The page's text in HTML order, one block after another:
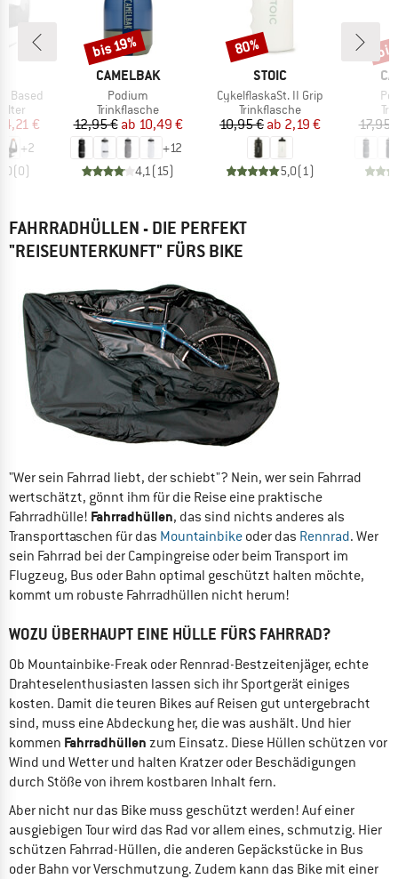
Based
Preis
€
+2
(0)
MARKE
CAMELBAK
Artikel
Podium
Produktgruppe
Trinkflasche
Preis
12,95 € reduzierter Preis
ab 10,49 €
+12
4,1(15)
Rabatt
bis 19%
MARKE
STOIC
Artikel
CykelflaskaSt. II Grip
Produktgruppe
Trinkflasche
Preis
10,95 € reduzierter Preis
ab 2,19 €
5,0(1)
Rabatt
80%
17,95
FAHRRADHÜLLEN - DIE PERFEKT
"REISEUNTERKUNFT" FÜRS BIKE
"Wer sein Fahrrad liebt, der schiebt"? Nein, wer sein Fahrrad
wertschätzt, gönnt ihm für die Reise eine praktische
Fahrradhülle! Fahrradhüllen, das sind nichts anderes als
Transporttaschen für das Mountainbike oder das Rennrad. Wer
sein Fahrrad bei der Campingreise oder beim Transport im
Flugzeug, Bus oder Bahn optimal geschützt halten möchte,
kommt um robuste Fahrradhüllen nicht herum!
WOZU ÜBERHAUPT EINE HÜLLE FÜRS FAHRRAD?
Ob Mountainbike-Freak oder Rennrad-Bestzeitenjäger, echte
Drahteselenthusiasten lassen sich ihr Sportgerät einiges
kosten. Damit die teuren Bikes auf Reisen gut untergebracht
sind, muss eine Abdeckung her, die was aushält. Und hier
kommen Fahrradhüllen zum Einsatz. Diese Hüllen schützen vor
Wind und Wetter und halten Kratzer oder Beschädigungen
durch Stöße von ihrem kostbaren Inhalt fern.
Aber nicht nur das Bike muss geschützt werden! Auf einer
ausgiebigen Tour wird das Rad vor allem eines, schmutzig. Hier
schützen Fahrrad-Hüllen, die anderen Gepäckstücke in Bus
oder Bahn vor Verschmutzung. Zudem kann das Bike mit einer